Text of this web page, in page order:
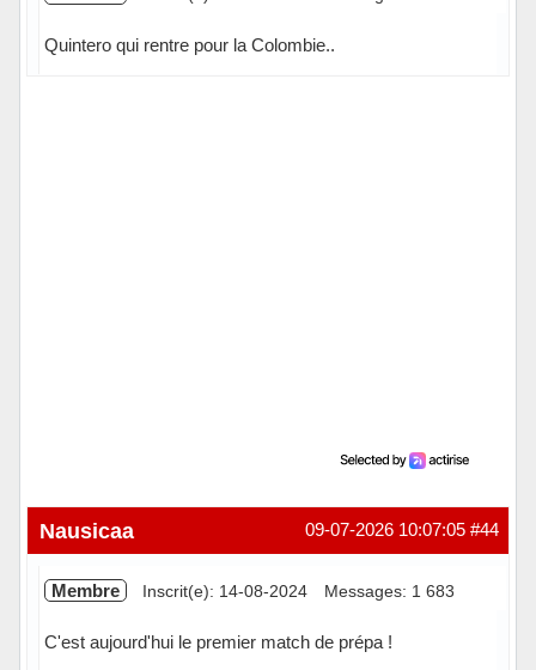
Quintero qui rentre pour la Colombie..
#44
09-07-2026 10:07:05
Nausicaa
Membre Inscrit(e): 14-08-2024 Messages: 1 683
C'est aujourd'hui le premier match de prépa !